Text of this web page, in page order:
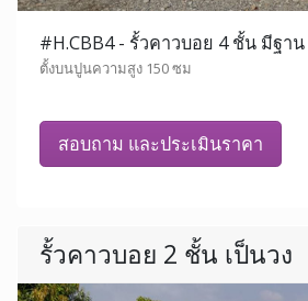
#H.CBB4 - รั้วคาวบอย 4 ชั้น มีฐาน
ตั้งบนปูนความสูง 150 ซม
สอบถาม และประเมินราคา
รั้วคาวบอย 2 ชั้น เป็นวง